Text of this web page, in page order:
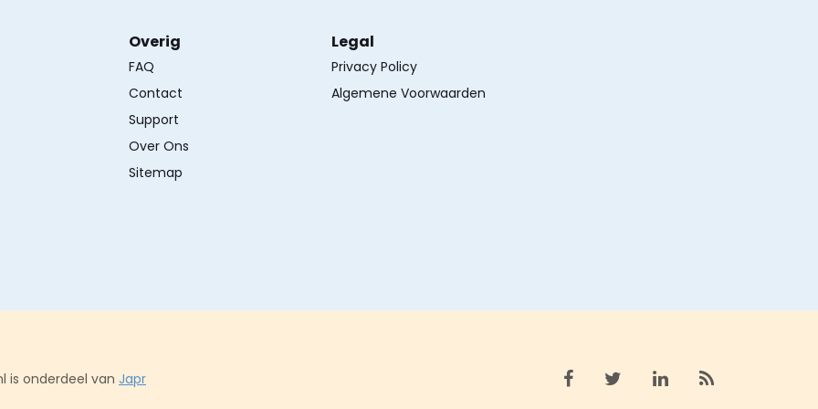
Overig
FAQ
Contact
Support
Over Ons
Sitemap
Legal
Privacy Policy
Algemene Voorwaarden
is onderdeel van Japr Bekijk facebook
Bekijk X (twitter)
Bekijk linkedin
Bekijk rss